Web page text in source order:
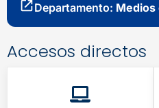
Departamento: Medios
Accesos directos